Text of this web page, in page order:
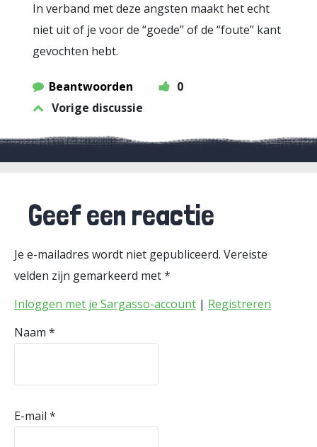
In verband met deze angsten maakt het echt
niet uit of je voor de “goede” of de “foute” kant
gevochten hebt.
Beantwoorden
0
Vorige discussie
Geef een reactie
Je e-mailadres wordt niet gepubliceerd. Vereiste
velden zijn gemarkeerd met*
Inloggen met je Sargasso-account | Registreren
Naam *
E-mail *